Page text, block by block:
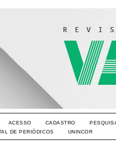
ACESSO CADASTRO
DE PERIÓDICOS UNINCOR